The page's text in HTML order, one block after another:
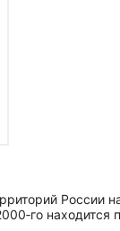
России